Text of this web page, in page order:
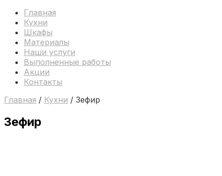
Главная
Кухни
Шкафы
Материалы
Наши услуги
Выполненные работы
Акции
Контакты
Главная / Кухни / Зефир
Зефир